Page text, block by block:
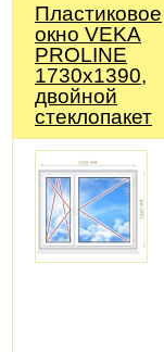
Пластиковое
окно VEKA
PROLINE
1730х1390,
двойной
стеклопакет